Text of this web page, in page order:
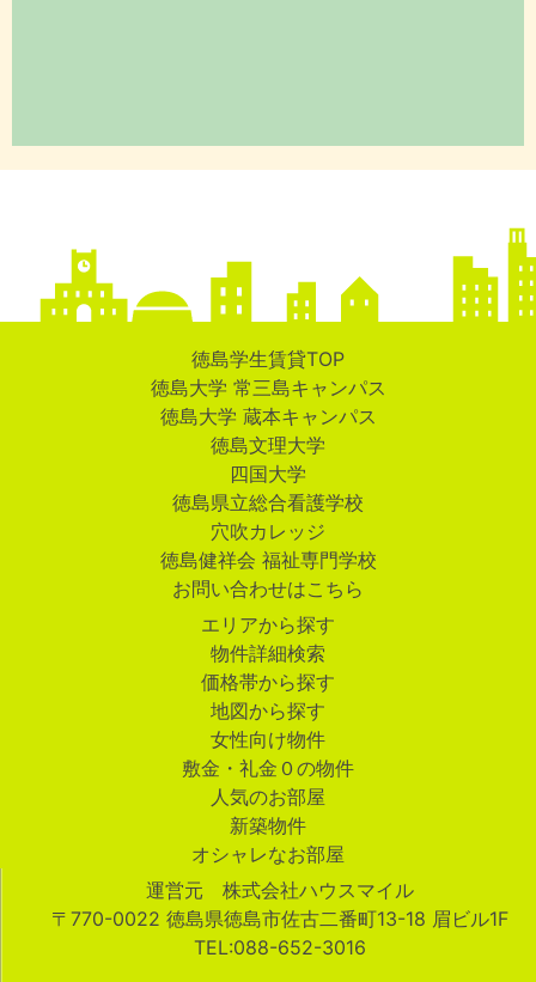
徳島学生賃貸TOP
徳島大学 常三島キャンパス
徳島大学 蔵本キャンパス
徳島文理大学
四国大学
徳島県立総合看護学校
穴吹カレッジ
徳島健祥会 福祉専門学校
お問い合わせはこちら
エリアから探す
物件詳細検索
価格帯から探す
地図から探す
女性向け物件
敷金・礼金０の物件
人気のお部屋
新築物件
オシャレなお部屋
運営元 株式会社ハウスマイル
〒770-0022 徳島県徳島市佐古二番町13-18 眉ビル1F
TEL:088-652-3016